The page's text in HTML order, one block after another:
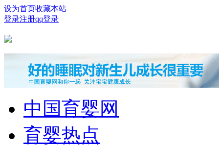
设为首页收藏本站
登录注册qq登录
中国育婴网
育婴热点